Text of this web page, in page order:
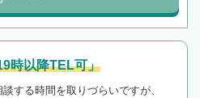
時以降TEL可」
する時間を取りづらいですが、